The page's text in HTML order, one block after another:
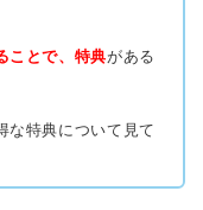
ことで、特典がある
な特典について見て